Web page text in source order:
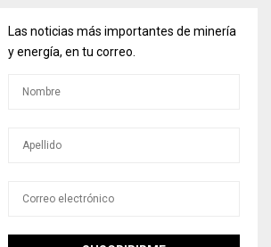
Las noticias más importantes de minería
y energía, en tu correo.